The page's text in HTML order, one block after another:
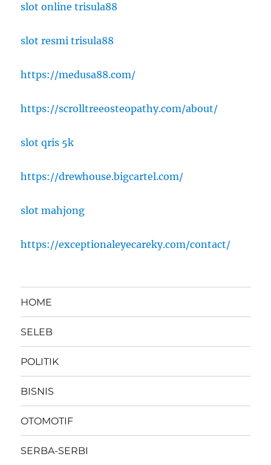
slot online trisula88
slot resmi trisula88
https://medusa88.com/
https://scrolltreeosteopathy.com/about/
slot qris 5k
https://drewhouse.bigcartel.com/
slot mahjong
https://exceptionaleyecareky.com/contact/
HOME
SELEB
POLITIK
BISNIS
OTOMOTIF
SERBA-SERBI